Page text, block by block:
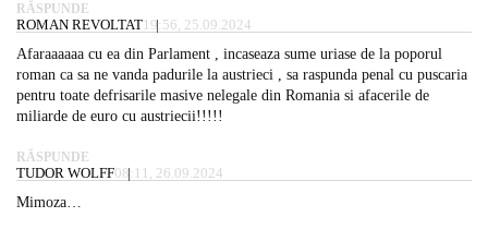
RĂSPUNDE
ROMAN REVOLTAT19:56, 25.09.2024
Afaraaaaaa cu ea din Parlament , incaseaza sume uriase de la poporul
roman ca sa ne vanda padurile la austrieci , sa raspunda penal cu puscaria
pentru toate defrisarile masive nelegale din Romania si afacerile de
miliarde de euro cu austriecii!!!!!
RĂSPUNDE
TUDOR WOLFF08:11, 26.09.2024
Mimoza…